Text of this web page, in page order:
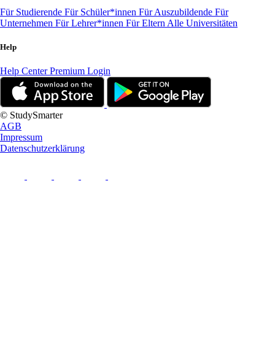
Für Studierende Für Schüler*innen Für Auszubildende Für
Unternehmen Für Lehrer*innen Für Eltern Alle Universitäten
Help
Help CenterPremium Login
© StudySmarter
AGB
Impressum
Datenschutzerklärung